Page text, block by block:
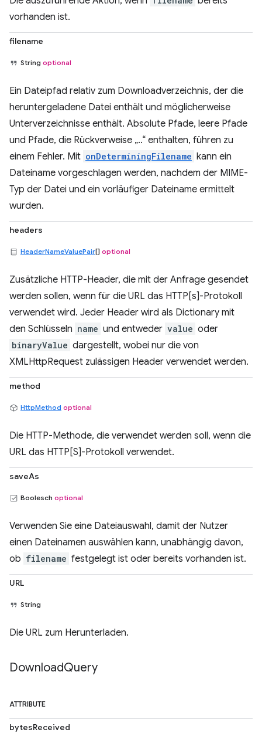
vorhanden ist.
filename
String optional
Ein Dateipfad relativ zum Downloadverzeichnis, der die
heruntergeladene Datei enthält und möglicherweise
Unterverzeichnisse enthält. Absolute Pfade, leere Pfade
und Pfade, die Rückverweise „..“ enthalten, führen zu
einem Fehler. Mit onDeterminingFilename kann ein
Dateiname vorgeschlagen werden, nachdem der MIME-
Typ der Datei und ein vorläufiger Dateiname ermittelt
wurden.
headers
HeaderNameValuePair[] optional
Zusätzliche HTTP-Header, die mit der Anfrage gesendet
werden sollen, wenn für die URL das HTTP[s]-Protokoll
verwendet wird. Jeder Header wird als Dictionary mit
den Schlüsseln name und entweder value oder
binaryValue dargestellt, wobei nur die von
XMLHttpRequest zulässigen Header verwendet werden.
method
HttpMethod optional
Die HTTP-Methode, die verwendet werden soll, wenn die
URL das HTTP[S]-Protokoll verwendet.
saveAs
Boolesch optional
Verwenden Sie eine Dateiauswahl, damit der Nutzer
einen Dateinamen auswählen kann, unabhängig davon,
ob filename festgelegt ist oder bereits vorhanden ist.
URL
String
Die URL zum Herunterladen.
DownloadQuery
ATTRIBUTE
bytesReceived